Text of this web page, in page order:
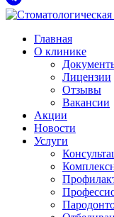
Главная
О клинике
Лицензии
Отзывы
Вакансии
Акции
Новости
Услуги